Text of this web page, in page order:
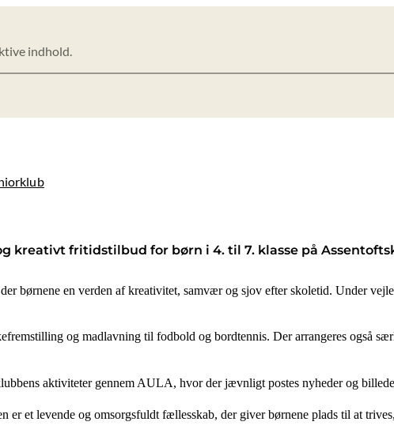
indhold.
kreativt fritidstilbud for børn i 4. til 7. klasse på
børnene en verden af kreativitet, samvær og sjov efter skoletid. Under
og madlavning til fodbold og bordtennis. Der arrangeres også
aktiviteter gennem AULA, hvor der jævnligt postes nyheder og
er et levende og omsorgsfuldt fællesskab, der giver børnene plads til at